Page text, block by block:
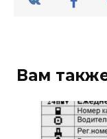
Вам